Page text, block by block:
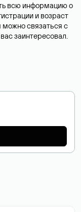
всю информацию о
и возраст
можно связаться с
заинтересовал.